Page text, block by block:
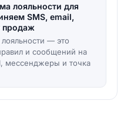
лояльности для
SMS, email,
продаж
— это
и сообщений на
мессенджеры и точка